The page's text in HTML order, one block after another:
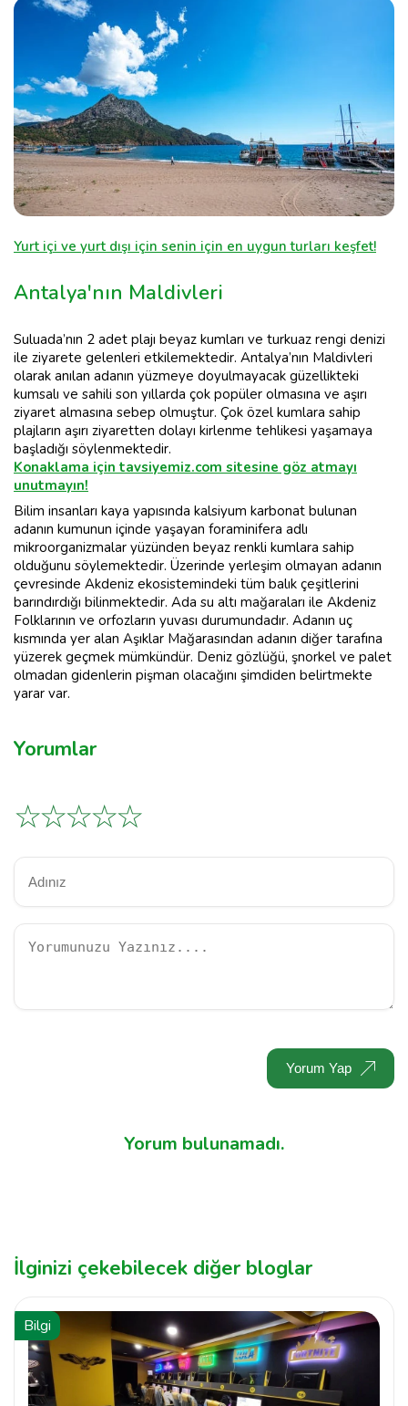
Yurt içi ve yurt dışı için senin için en uygun turları keşfet!
Antalya'nın Maldivleri
Suluada’nın 2 adet plajı beyaz kumları ve turkuaz rengi denizi
ile ziyarete gelenleri etkilemektedir. Antalya’nın Maldivleri
olarak anılan adanın yüzmeye doyulmayacak güzellikteki
kumsalı ve sahili son yıllarda çok popüler olmasına ve aşırı
ziyaret almasına sebep olmuştur. Çok özel kumlara sahip
plajların aşırı ziyaretten dolayı kirlenme tehlikesi yaşamaya
başladığı söylenmektedir.
Konaklama için tavsiyemiz.com sitesine göz atmayı
unutmayın!
Bilim insanları kaya yapısında kalsiyum karbonat bulunan
adanın kumunun içinde yaşayan foraminifera adlı
mikroorganizmalar yüzünden beyaz renkli kumlara sahip
olduğunu söylemektedir. Üzerinde yerleşim olmayan adanın
çevresinde Akdeniz ekosistemindeki tüm balık çeşitlerini
barındırdığı bilinmektedir. Ada su altı mağaraları ile Akdeniz
Folklarının ve orfozların yuvası durumundadır. Adanın uç
kısmında yer alan Aşıklar Mağarasından adanın diğer tarafına
yüzerek geçmek mümkündür. Deniz gözlüğü, şnorkel ve palet
olmadan gidenlerin pişman olacağını şimdiden belirtmekte
yarar var.
Yorumlar
☆
☆
☆
☆
☆
Yorum Yap
Yorum bulunamadı.
İlginizi çekebilecek diğer bloglar
Bilgi